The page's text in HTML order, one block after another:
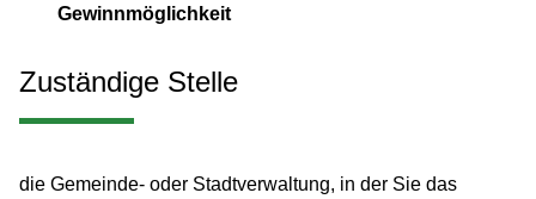
Gewinnmöglichkeit
Zuständige Stelle
die Gemeinde- oder Stadtverwaltung, in der Sie das